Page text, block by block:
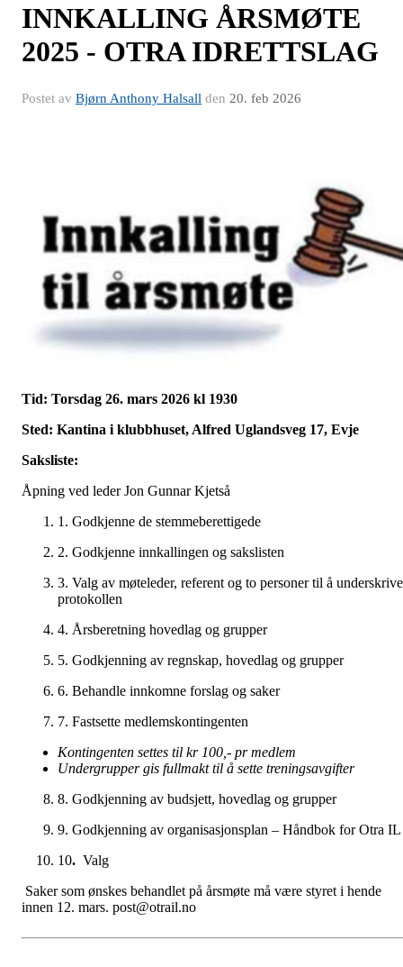
INNKALLING ÅRSMØTE
2025 - OTRA IDRETTSLAG
Postet av Bjørn Anthony Halsall den 20. feb 2026
Tid: Torsdag 26. mars 2026 kl 1930
Sted: Kantina i klubbhuset, Alfred Uglandsveg 17, Evje
Saksliste:
Åpning ved leder Jon Gunnar Kjetså
1. Godkjenne de stemmeberettigede
2. Godkjenne innkallingen og sakslisten
3. Valg av møteleder, referent og to personer til å underskrive
protokollen
4. Årsberetning hovedlag og grupper
5. Godkjenning av regnskap, hovedlag og grupper
6. Behandle innkomne forslag og saker
7. Fastsette medlemskontingenten
Kontingenten settes til kr 100,- pr medlem
Undergrupper gis fullmakt til å sette treningsavgifter
8. Godkjenning av budsjett, hovedlag og grupper
9. Godkjenning av organisasjonsplan – Håndbok for Otra IL
10. Valg
Saker som ønskes behandlet på årsmøte må være styret i hende
innen 12. mars. post@otrail.no